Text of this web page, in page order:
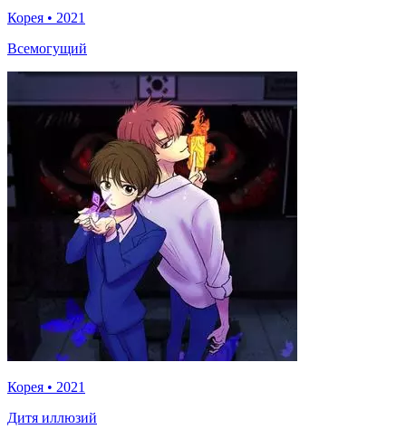
Корея • 2021
Всемогущий
Корея • 2021
Дитя иллюзий